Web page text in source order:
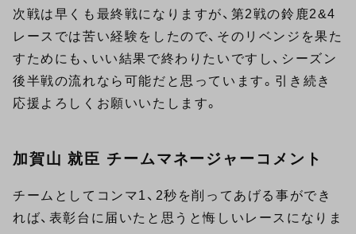
次戦は早くも最終戦になりますが、第2戦の鈴鹿2&4
レースでは苦い経験をしたので、そのリベンジを果た
すためにも、いい結果で終わりたいですし、シーズン
後半戦の流れなら可能だと思っています。引き続き
応援よろしくお願いいたします。
加賀山 就臣 チームマネージャーコメント
チームとしてコンマ1、2秒を削ってあげる事ができ
れば、表彰台に届いたと思うと悔しいレースになりま